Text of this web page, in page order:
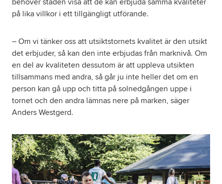
behöver staden visa att de kan erbjuda samma kvaliteter
på lika villkor i ett tillgängligt utförande.
– Om vi tänker oss att utsiktstornets kvalitet är den utsikt
det erbjuder, så kan den inte erbjudas från marknivå. Om
en del av kvaliteten dessutom är att uppleva utsikten
tillsammans med andra, så går ju inte heller det om en
person kan gå upp och titta på solnedgången uppe i
tornet och den andra lämnas nere på marken, säger
Anders Westgerd.